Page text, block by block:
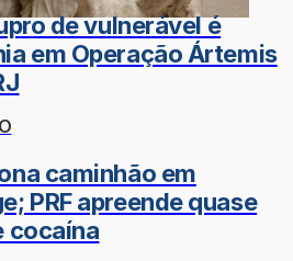
de vulnerável é
em Operação Ártemis
caminhão em
PRF apreende quase
cocaína